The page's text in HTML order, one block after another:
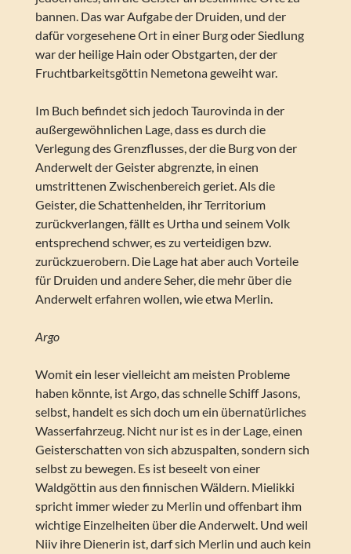
bannen. Das war Aufgabe der Druiden, und der
dafür vorgesehene Ort in einer Burg oder Siedlung
war der heilige Hain oder Obstgarten, der der
Fruchtbarkeitsgöttin Nemetona geweiht war.
Im Buch befindet sich jedoch Taurovinda in der
außergewöhnlichen Lage, dass es durch die
Verlegung des Grenzflusses, der die Burg von der
Anderwelt der Geister abgrenzte, in einen
umstrittenen Zwischenbereich geriet. Als die
Geister, die Schattenhelden, ihr Territorium
zurückverlangen, fällt es Urtha und seinem Volk
entsprechend schwer, es zu verteidigen bzw.
zurückzuerobern. Die Lage hat aber auch Vorteile
für Druiden und andere Seher, die mehr über die
Anderwelt erfahren wollen, wie etwa Merlin.
Argo
Womit ein leser vielleicht am meisten Probleme
haben könnte, ist Argo, das schnelle Schiff Jasons,
selbst, handelt es sich doch um ein übernatürliches
Wasserfahrzeug. Nicht nur ist es in der Lage, einen
Geisterschatten von sich abzuspalten, sondern sich
selbst zu bewegen. Es ist beseelt von einer
Waldgöttin aus den finnischen Wäldern. Mielikki
spricht immer wieder zu Merlin und offenbart ihm
wichtige Einzelheiten über die Anderwelt. Und weil
Niiv ihre Dienerin ist, darf sich Merlin und auch kein